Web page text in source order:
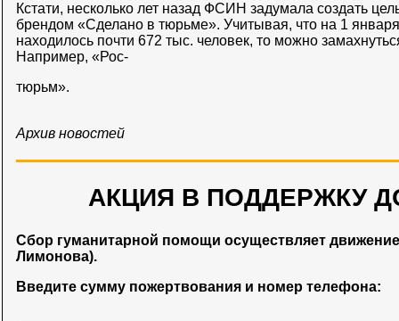
Кстати, несколько лет назад ФСИН задумала создать
брендом «Сделано в тюрьме». Учитывая, что на 1
находилось почти 672 тыс. человек, то можно
Например, «Рос-
тюрьм».
Архив новостей
АКЦИЯ В ПОДДЕРЖКУ
Сбор гуманитарной помощи осуществляет
Лимонова).
Введите сумму пожертвования и номер телефона: